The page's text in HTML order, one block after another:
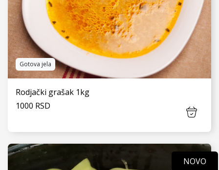
Gotova jela
Rodjački grašak 1kg
1000 RSD
NOVO